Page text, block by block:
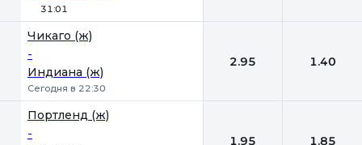
31:01
Чикаго (ж)
-
Индиана (ж)
Сегодня в 22:30
2.95 1.40
Портленд (ж)
- 1.95 1.85